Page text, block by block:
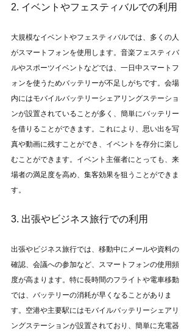
2. イベントやフェスティバルでの利用
大規模なイベントやフェスティバルでは、多くの人
がスマートフォンを使用します。音楽フェスティバ
ルやスポーツイベントなどでは、一日中スマートフ
ォンを使うためバッテリーが不足しがちです。会場
内にはモバイルバッテリーシェアリングステーショ
ンが設置されていることが多く、簡単にバッテリー
を借りることができます。これにより、思い出を写
真や動画に残すことができ、イベントを存分に楽し
むことができます。イベント主催者にとっても、来
場者の満足度を高め、集客効果を狙うことができま
す。
3. 出張やビジネス旅行での利用
出張やビジネス旅行では、移動中にメールや資料の
確認、会議への参加など、スマートフォンの使用頻
度が高まります。特に長時間のフライトや電車移動
では、バッテリーの消耗が早くなることがありま
す。空港や主要駅にはモバイルバッテリーシェアリ
ングステーションが設置されており、簡単に充電器